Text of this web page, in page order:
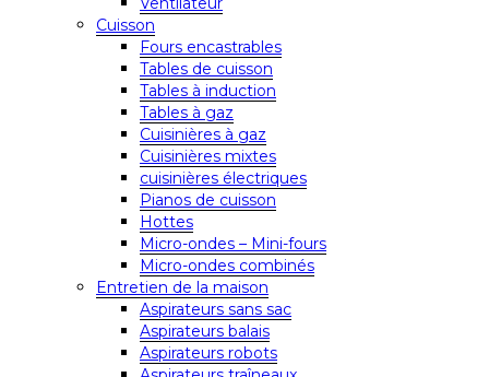
Cuisson
Fours encastrables
Tables de cuisson
Tables à induction
Tables à gaz
Cuisinières à gaz
Cuisinières mixtes
cuisinières électriques
Pianos de cuisson
Hottes
Micro-ondes – Mini-fours
Micro-ondes combinés
Entretien de la maison
Aspirateurs sans sac
Aspirateurs balais
Aspirateurs robots